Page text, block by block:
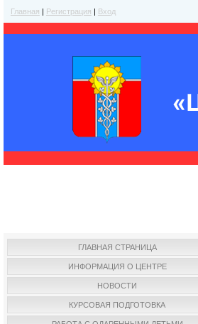
Главная | Регистрация | Вход
ГЛАВНАЯ СТРАНИЦА
ИНФОРМАЦИЯ О ЦЕНТРЕ
НОВОСТИ
КУРСОВАЯ ПОДГОТОВКА